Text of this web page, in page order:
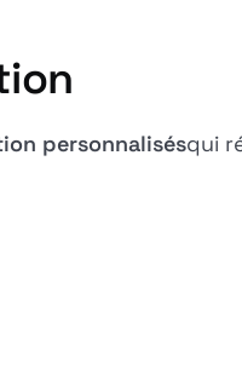
personnalisésqui